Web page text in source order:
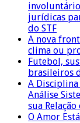
jurídicas
do STF
A nova
clima ou
Futebol,
brasileiros
A Disciplina
Análise
sua
O Amor